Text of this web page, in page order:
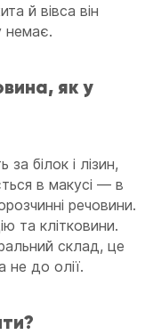
й вівса він
немає.
як у
білок і лізин,
в макусі — в
речовини.
та клітковини.
склад, це
не до олії.